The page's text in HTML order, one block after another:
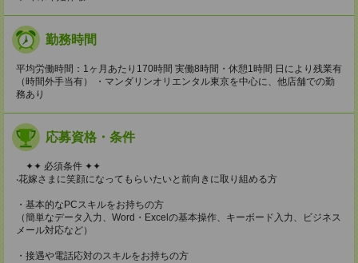
勤務時間
平均労働時間：1ヶ月あたり170時間 実働8時間・休憩1時間 日により残業有
（時間外手当有） ・マンダリンオリエンタル東京を中心に、他店舗での勤
務あり
応募資格・条件
✦✦ 必須条件 ✦✦
‧花嫁さまに笑顔になってもらいたいと前向きに取り組める⽅
・基本的なPCスキルをお持ちの方
（簡単なデータ入力、Word・Excelの基本操作、キーボード入力、ビジネス
メール対応など）
・接遇や電話応対のスキルをお持ちの方